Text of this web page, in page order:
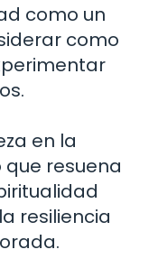
como un
como
en la
que resuena
resiliencia